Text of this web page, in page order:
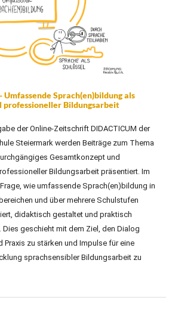
Umfassende Sprach(en)bildung als
Bildungsarbeit
der Online-Zeitschrift DIDACTICUM der
Steiermark werden Beiträge zum Thema
Gesamtkonzept und
Bildungsarbeit präsentiert. Im
wie umfassende Sprach(en)bildung in
und über mehrere Schulstufen
didaktisch gestaltet und praktisch
geschieht mit dem Ziel, den Dialog
Praxis zu stärken und Impulse für eine
sprachsensibler Bildungsarbeit zu